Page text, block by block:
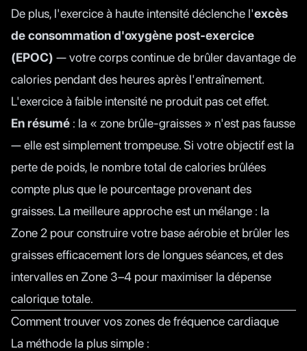
De plus, l'exercice à haute intensité déclenche l'excès
de consommation d'oxygène post-exercice
(EPOC) — votre corps continue de brûler davantage de
calories pendant des heures après l'entraînement.
L'exercice à faible intensité ne produit pas cet effet.
En résumé : la « zone brûle-graisses » n'est pas fausse
— elle est simplement trompeuse. Si votre objectif est la
perte de poids, le nombre total de calories brûlées
compte plus que le pourcentage provenant des
graisses. La meilleure approche est un mélange : la
Zone 2 pour construire votre base aérobie et brûler les
graisses efficacement lors de longues séances, et des
intervalles en Zone 3–4 pour maximiser la dépense
calorique totale.
Comment trouver vos zones de fréquence cardiaque
La méthode la plus simple :